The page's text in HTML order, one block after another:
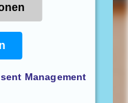
Management